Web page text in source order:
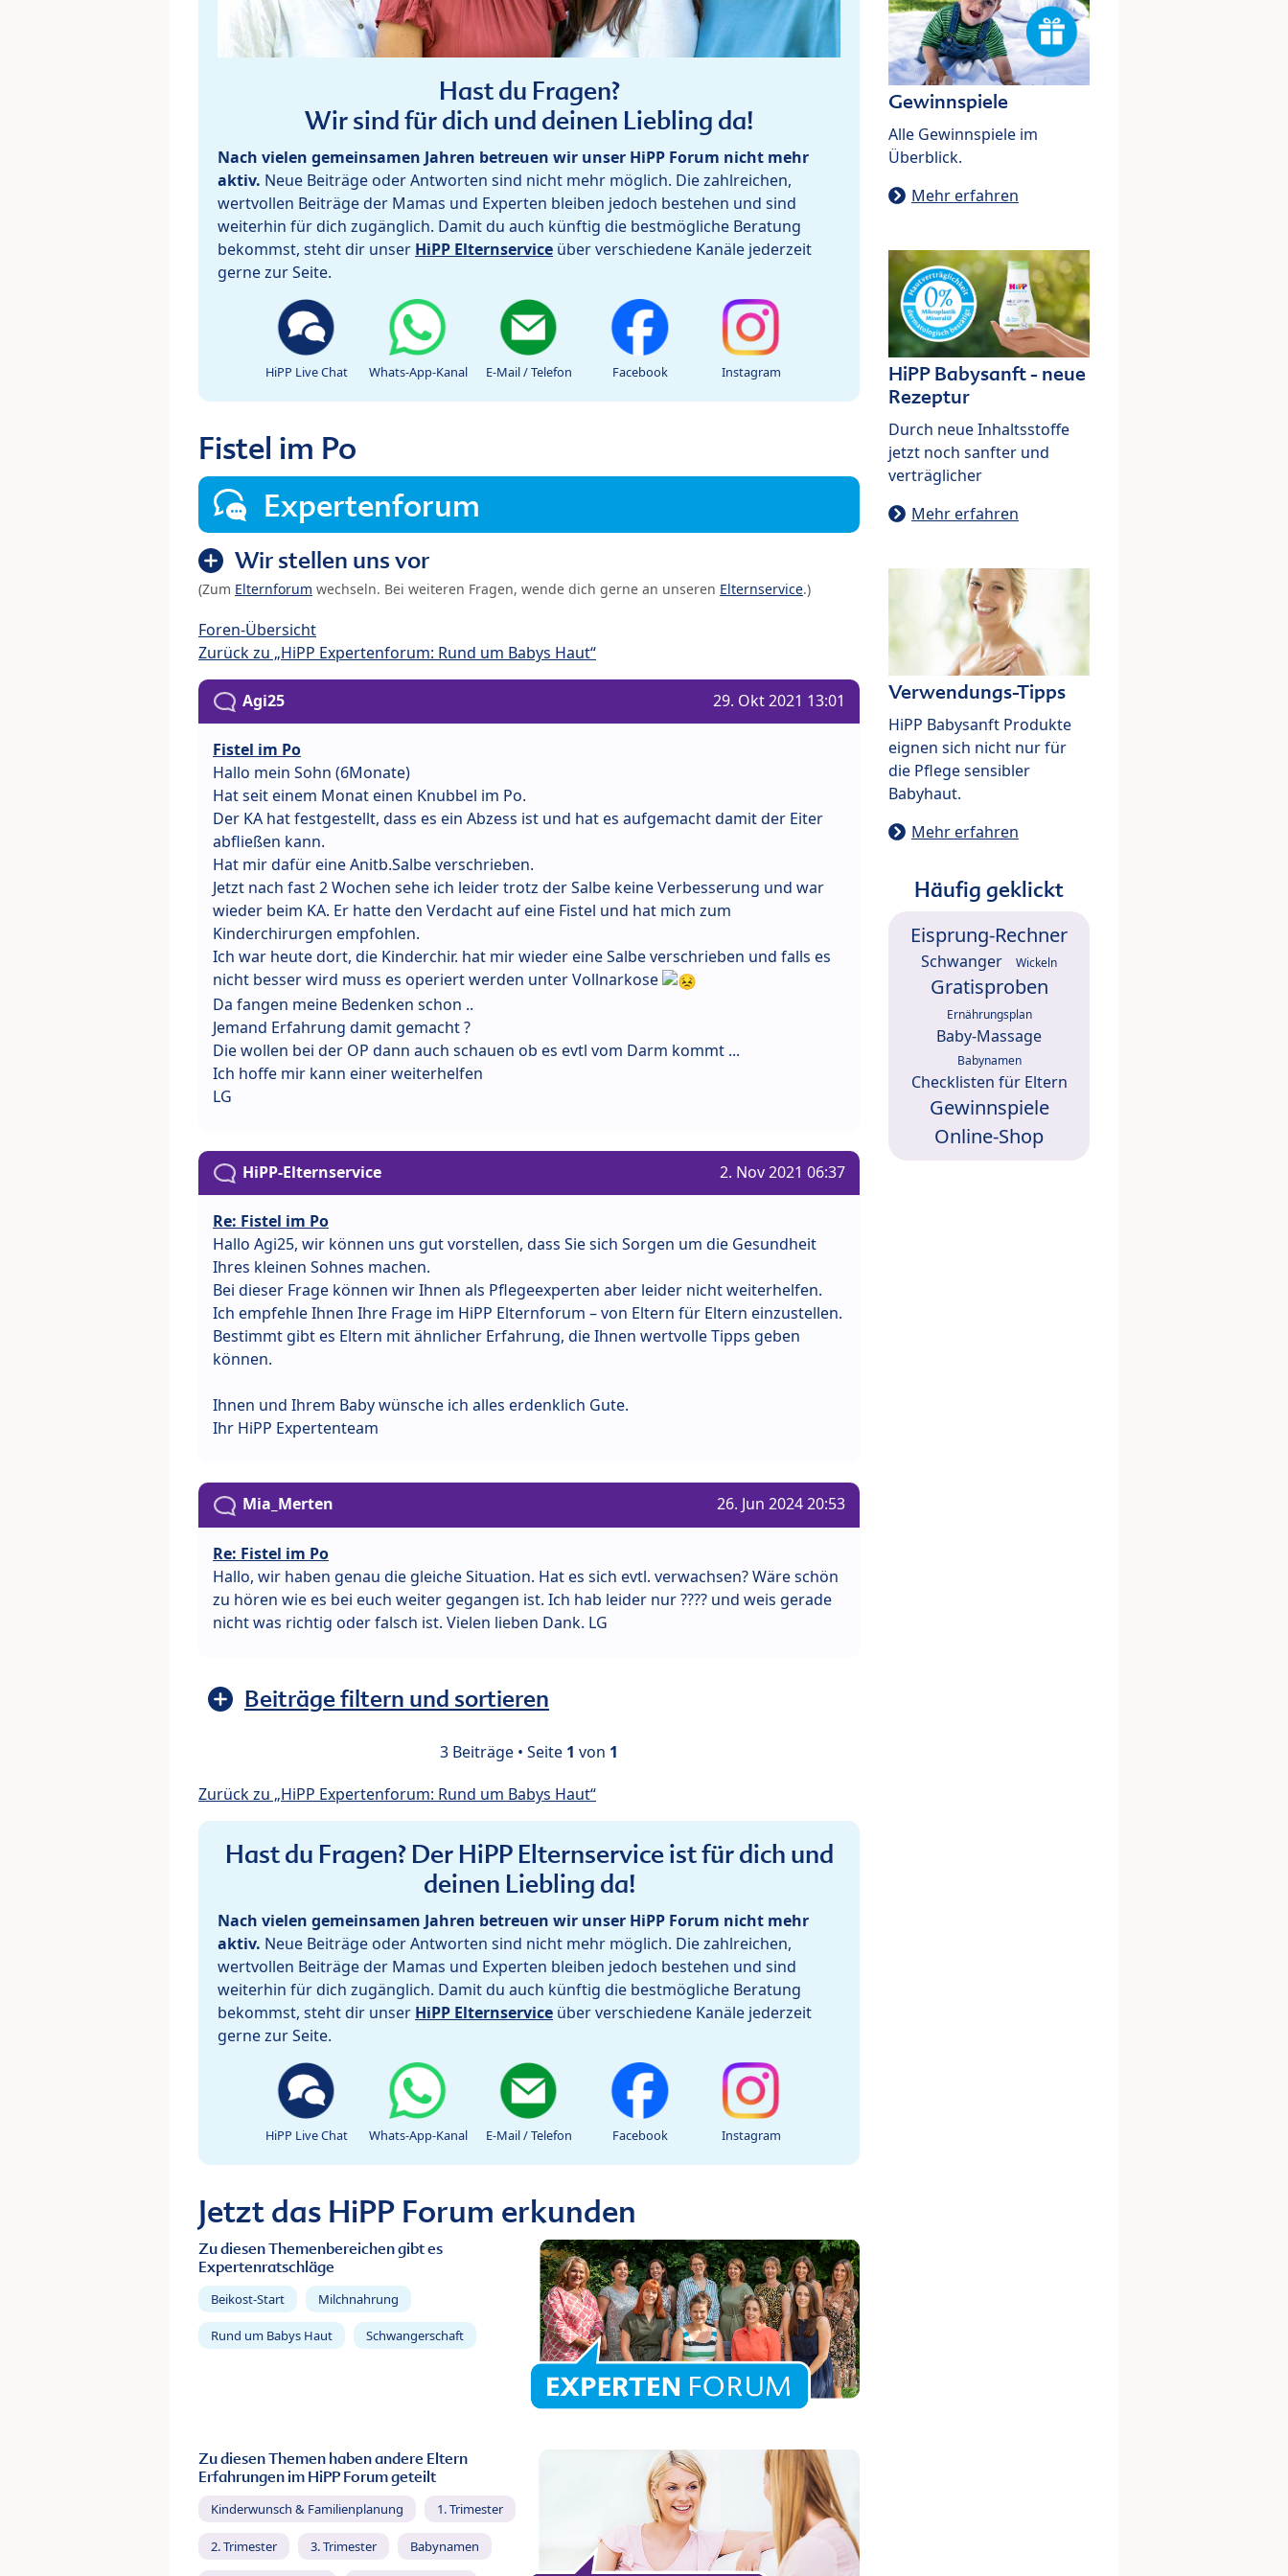
Hast du Fragen?
Wir sind für dich und deinen Liebling da!
Nach vielen gemeinsamen Jahren betreuen wir unser HiPP Forum nicht mehr
aktiv. Neue Beiträge oder Antworten sind nicht mehr möglich. Die zahlreichen,
wertvollen Beiträge der Mamas und Experten bleiben jedoch bestehen und sind
weiterhin für dich zugänglich. Damit du auch künftig die bestmögliche Beratung
bekommst, steht dir unser HiPP Elternservice über verschiedene Kanäle jederzeit
gerne zur Seite.
HiPP Live Chat Whats-App-Kanal E-Mail / Telefon Facebook Instagram
Fistel im Po
Expertenforum
Wir stellen uns vor
(Zum Elternforum wechseln. Bei weiteren Fragen, wende dich gerne an unseren Elternservice.)
Foren-Übersicht
Zurück zu „HiPP Expertenforum: Rund um Babys Haut“
Agi25 29. Okt 2021 13:01
Fistel im Po
Hallo mein Sohn (6Monate)
Hat seit einem Monat einen Knubbel im Po.
Der KA hat festgestellt, dass es ein Abzess ist und hat es aufgemacht damit der Eiter
abfließen kann.
Hat mir dafür eine Anitb.Salbe verschrieben.
Jetzt nach fast 2 Wochen sehe ich leider trotz der Salbe keine Verbesserung und war
wieder beim KA. Er hatte den Verdacht auf eine Fistel und hat mich zum
Kinderchirurgen empfohlen.
Ich war heute dort, die Kinderchir. hat mir wieder eine Salbe verschrieben und falls es
nicht besser wird muss es operiert werden unter Vollnarkose
Da fangen meine Bedenken schon ..
Jemand Erfahrung damit gemacht ?
Die wollen bei der OP dann auch schauen ob es evtl vom Darm kommt ...
Ich hoffe mir kann einer weiterhelfen
LG
HiPP-Elternservice 2. Nov 2021 06:37
Re: Fistel im Po
Hallo Agi25, wir können uns gut vorstellen, dass Sie sich Sorgen um die Gesundheit
Ihres kleinen Sohnes machen.
Bei dieser Frage können wir Ihnen als Pflegeexperten aber leider nicht weiterhelfen.
Ich empfehle Ihnen Ihre Frage im HiPP Elternforum – von Eltern für Eltern einzustellen.
Bestimmt gibt es Eltern mit ähnlicher Erfahrung, die Ihnen wertvolle Tipps geben
können.
Ihnen und Ihrem Baby wünsche ich alles erdenklich Gute.
Ihr HiPP Expertenteam
Mia_Merten 26. Jun 2024 20:53
Re: Fistel im Po
Hallo, wir haben genau die gleiche Situation. Hat es sich evtl. verwachsen? Wäre schön
zu hören wie es bei euch weiter gegangen ist. Ich hab leider nur ???? und weis gerade
nicht was richtig oder falsch ist. Vielen lieben Dank. LG
Beiträge filtern und sortieren
3 Beiträge • Seite 1 von 1
Zurück zu „HiPP Expertenforum: Rund um Babys Haut“
Hast du Fragen? Der HiPP Elternservice ist für dich und
deinen Liebling da!
Nach vielen gemeinsamen Jahren betreuen wir unser HiPP Forum nicht mehr
aktiv. Neue Beiträge oder Antworten sind nicht mehr möglich. Die zahlreichen,
wertvollen Beiträge der Mamas und Experten bleiben jedoch bestehen und sind
weiterhin für dich zugänglich. Damit du auch künftig die bestmögliche Beratung
bekommst, steht dir unser HiPP Elternservice über verschiedene Kanäle jederzeit
gerne zur Seite.
HiPP Live Chat Whats-App-Kanal E-Mail / Telefon Facebook Instagram
Jetzt das HiPP Forum erkunden
Zu diesen Themenbereichen gibt es
Expertenratschläge
Beikost-Start Milchnahrung
Rund um Babys Haut Schwangerschaft
Zu diesen Themen haben andere Eltern
Erfahrungen im HiPP Forum geteilt
Kinderwunsch & Familienplanung 1. Trimester
2. Trimester 3. Trimester Babynamen
Gewinnspiele
Alle Gewinnspiele im
Überblick.
Mehr erfahren
HiPP Babysanft - neue
Rezeptur
Durch neue Inhaltsstoffe
jetzt noch sanfter und
verträglicher
Mehr erfahren
Verwendungs-Tipps
HiPP Babysanft Produkte
eignen sich nicht nur für
die Pflege sensibler
Babyhaut.
Mehr erfahren
Häufig geklickt
Eisprung-Rechner
Schwanger Wickeln
Gratisproben
Ernährungsplan
Baby-Massage
Babynamen
Checklisten für Eltern
Gewinnspiele
Online-Shop